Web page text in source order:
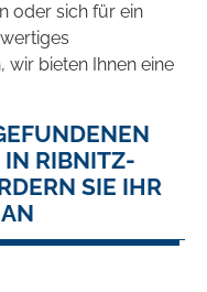
oder sich für ein
wir bieten Ihnen eine
IN RIBNITZ-
SIE IHR